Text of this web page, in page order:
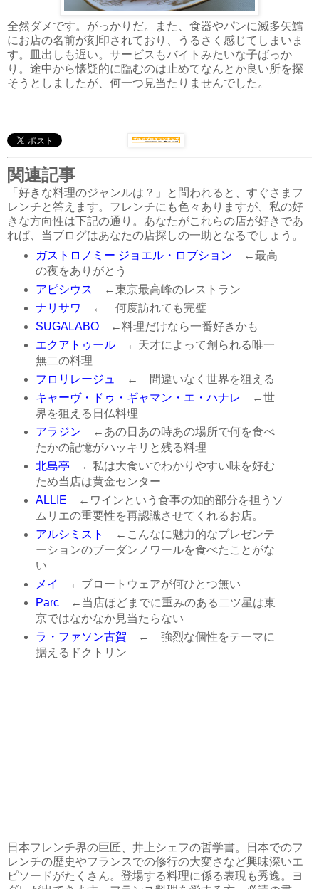
全然ダメです。がっかりだ。また、食器やパンに滅多矢鱈
にお店の名前が刻印されており、うるさく感じてしまいま
す。皿出しも遅い。サービスもバイトみたいな子ばっか
り。途中から懐疑的に臨むのは止めてなんとか良い所を探
そうとしましたが、何一つ見当たりませんでした。
関連記事
「好きな料理のジャンルは？」と問われると、すぐさまフ
レンチと答えます。フレンチにも色々ありますが、私の好
きな方向性は下記の通り。あなたがこれらの店が好きであ
れば、当ブログはあなたの店探しの一助となるでしょう。
ガストロノミー ジョエル・ロブション ←最高
の夜をありがとう
アピシウス ←東京最高峰のレストラン
ナリサワ ← 何度訪れても完璧
SUGALABO←料理だけなら一番好きかも
エクアトゥール←天才によって創られる唯一
無二の料理
フロリレージュ
← 間違いなく世界を狙える
キャーヴ・ドゥ・ギャマン・エ・ハナレ ←世
界を狙える日仏料理
アラジン ←あの日あの時あの場所で何を食べ
たかの記憶がハッキリと残る料理
北島亭 ←私は大食いでわかりやすい味を好む
ため当店は黄金センター
ALLIE ←ワインという食事の知的部分を担うソ
ムリエの重要性を再認識させてくれるお店。
アルシミスト
←こんなに魅力的なプレゼンテ
ーションのブーダンノワールを食べたことがな
い
メイ
←ブロートウェアが何ひとつ無い
Parc←当店ほどまでに重みのある二ツ星は東
京ではなかなか見当たらない
ラ・ファソン古賀 ← 強烈な個性をテーマに
据えるドクトリン
日本フレンチ界の巨匠、井上シェフの哲学書。日本でのフ
レンチの歴史やフランスでの修行の大変さなど興味深いエ
ピソードがたくさん。登場する料理に係る表現も秀逸。ヨ